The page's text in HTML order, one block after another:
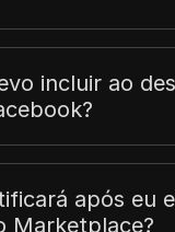
incluir ao
após eu
Marketplace?